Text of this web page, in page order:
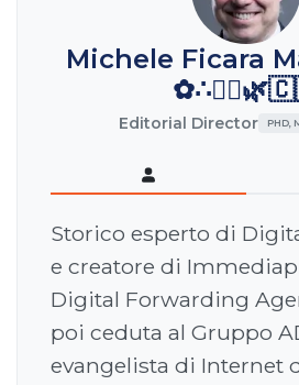
Michele Ficara
Editorial Director PHD,
Storico esperto di
e creatore di
Digital Forwarding
poi ceduta al Gruppo
evangelista di Internet